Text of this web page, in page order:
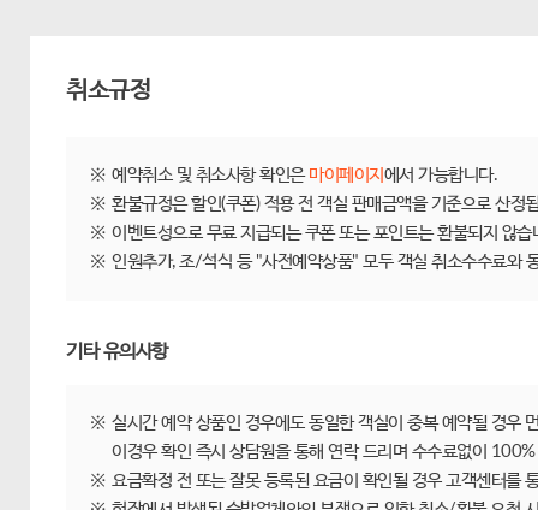
취소규정
※ 예약취소 및 취소사항 확인은 마이페이지 에서 가능합니다.
※ 환불규정은 할인(쿠폰) 적용 전 객실 판매금액을 기준으로 산정
※ 이벤트성으로 무료 지급되는 쿠폰 또는 포인트는 환불되지 않습
※ 인원추가, 조/석식 등 "사전예약상품" 모두 객실 취소수수료와
기타 유의사항
※ 실시간 예약 상품인 경우에도 동일한 객실이 중복 예약될 경우
이경우 확인 즉시 상담원을 통해 연락 드리며 수수료없이
※ 요금확정 전 또는 잘못 등록된 요금이 확인될 경우 고객센터를